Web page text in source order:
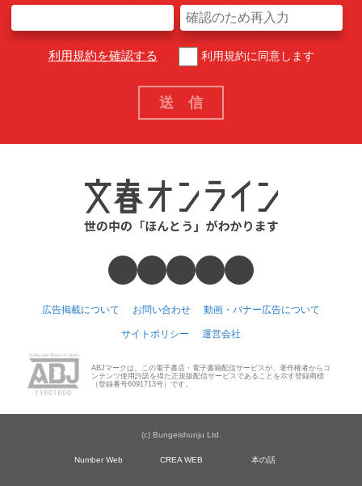
利用規約を確認する 利用規約に同意します
広告掲載について お問い合わせ 動画・バナー広告について
サイトポリシー 運営会社
ABJマークは、この電子書店・電子書籍配信サービスが、著作権者からコ
ンテンツ使用許諾を得た正規版配信サービスであることを示す登録商標
（登録番号6091713号）です。
(c) Bungeishunju Ltd.
Number Web CREA WEB 本の話